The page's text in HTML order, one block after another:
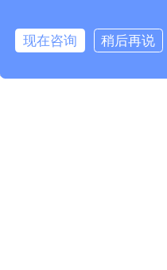
相关产品 凤
现在咨询 稍后再说